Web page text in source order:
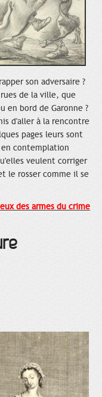
son adversaire ?
de la ville, que
en bord de Garonne ?
d'aller à la rencontre
pages leurs sont
en contemplation
veulent corriger
le rosser comme il se
des armes du crime